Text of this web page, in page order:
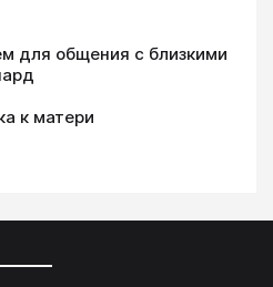
для общения с близкими
к матери